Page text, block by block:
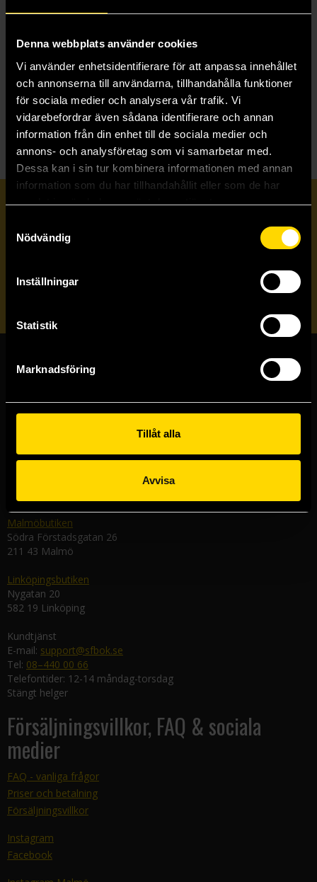
Denna webbplats använder cookies
Vi använder enhetsidentifierare för att anpassa innehållet
och annonserna till användarna, tillhandahålla funktioner
för sociala medier och analysera vår trafik. Vi
vidarebefordrar även sådana identifierare och annan
information från din enhet till de sociala medier och
annons- och analysföretag som vi samarbetar med.
Dessa kan i sin tur kombinera informationen med annan
information som du har tillhandahållit eller som de har
samlat in när du har använt deras tjänster.
Nödvändig
Inställningar
Statistik
Marknadsföring
Tillåt alla
Avvisa
Drakar och Demoner
Drakarnas öde
Drakens öga
Drakriddare
Dödskalleön
Prenumerera på vårt nyhetsbrev
Skicka
Butiker & kundtjänst
Göteborgsbutiken
Malmöbutiken
Södra Förstadsgatan 26
211 43 Malmö
Linköpingsbutiken
Nygatan 20
582 19 Linköping
Kundtjänst
E-mail: support@sfbok.se
Tel: 08–440 00 66
Telefontider: 12-14 måndag-torsdag
Stängt helger
Försäljningsvillkor, FAQ & sociala
medier
FAQ - vanliga frågor
Priser och betalning
Försäljningsvillkor
Instagram
Facebook